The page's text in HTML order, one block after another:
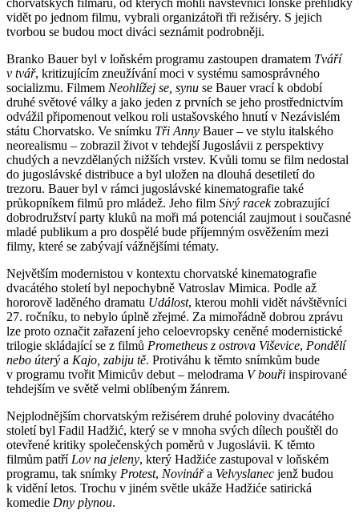
vidět po jednom filmu, vybrali organizátoři tři režiséry. S jejich
tvorbou se budou moct diváci seznámit podrobněji.
Branko Bauer byl v loňském programu zastoupen dramatem Tváří
v tvář, kritizujícím zneužívání moci v systému samosprávného
socializmu. Filmem Neohlížej se, synu se Bauer vrací k období
druhé světové války a jako jeden z prvních se jeho prostřednictvím
odvážil připomenout velkou roli ustašovského hnutí v Nezávislém
státu Chorvatsko. Ve snímku Tři Anny Bauer – ve stylu italského
neorealismu – zobrazil život v tehdejší Jugoslávii z perspektivy
chudých a nevzdělaných nižších vrstev. Kvůli tomu se film nedostal
do jugoslávské distribuce a byl uložen na dlouhá desetiletí do
trezoru. Bauer byl v rámci jugoslávské kinematografie také
průkopníkem filmů pro mládež. Jeho film Sivý racekzobrazující
dobrodružství party kluků na moři má potenciál zaujmout i současné
mladé publikum a pro dospělé bude příjemným osvěžením mezi
filmy, které se zabývají vážnějšími tématy.
Největším modernistou v kontextu chorvatské kinematografie
dvacátého století byl nepochybně Vatroslav Mimica. Podle až
hororově laděného dramatu Událost, kterou mohli vidět návštěvníci
27. ročníku, to nebylo úplně zřejmé. Za mimořádně dobrou zprávu
lze proto označit zařazení jeho celoevropsky ceněné modernistické
trilogie skládající se z filmů Prometheus z ostrova Viševice, Pondělí
nebo úterý a Kajo, zabiju tě. Protiváhu k těmto snímkům bude
v programu tvořit Mimicův debut – melodrama V bouři inspirované
tehdejším ve světě velmi oblíbeným žánrem.
Nejplodnějším chorvatským režisérem druhé poloviny dvacátého
století byl Fadil Hadžić, který se v mnoha svých dílech pouštěl do
otevřené kritiky společenských poměrů v Jugoslávii. K těmto
filmům patří Lov na jeleny, který Hadžiće zastupoval v loňském
programu, tak snímky Protest, Novinářa Velvyslanec jenž budou
k vidění letos. Trochu v jiném světle ukáže Hadžiće satirická
komedie Dny plynou.